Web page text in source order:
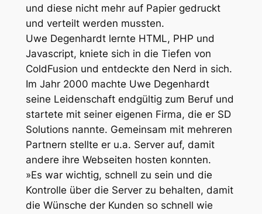
und diese nicht mehr auf Papier gedruckt
und verteilt werden mussten.
Uwe Degenhardt lernte HTML, PHP und
Javascript, kniete sich in die Tiefen von
ColdFusion und entdeckte den Nerd in sich.
Im Jahr 2000 machte Uwe Degenhardt
seine Leidenschaft endgültig zum Beruf und
startete mit seiner eigenen Firma, die er SD
Solutions nannte. Gemeinsam mit mehreren
Partnern stellte er u.a. Server auf, damit
andere ihre Webseiten hosten konnten.
»Es war wichtig, schnell zu sein und die
Kontrolle über die Server zu behalten, damit
die Wünsche der Kunden so schnell wie